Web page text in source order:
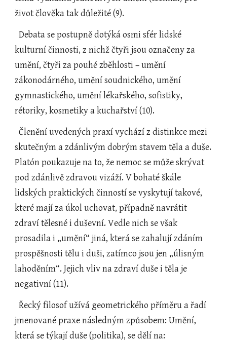
život člověka tak důležité (9).
  Debata se postupně dotýká osmi sfér lidské
kulturní činnosti, z nichž čtyři jsou označeny za
umění, čtyři za pouhé zběhlosti – umění
zákonodárného, umění soudnického, umění
gymnastického, umění lékařského, sofistiky,
rétoriky, kosmetiky a kuchařství (10).
  Členění uvedených praxí vychází z distinkce mezi
skutečným a zdánlivým dobrým stavem těla a duše.
Platón poukazuje na to, že nemoc se může skrývat
pod zdánlivě zdravou vizáží. V bohaté škále
lidských praktických činností se vyskytují takové,
které mají za úkol uchovat, případně navrátit
zdraví tělesné i duševní. Vedle nich se však
prosadila i „umění“ jiná, která se zahalují zdáním
prospěšnosti tělu i duši, zatímco jsou jen „úlisným
lahoděním“. Jejich vliv na zdraví duše i těla je
negativní (11).
  Řecký filosof užívá geometrického příměru a řadí
jmenované praxe následným způsobem: Umění,
která se týkají duše (politika), se dělí na: